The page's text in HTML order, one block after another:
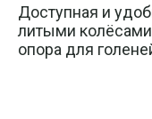
Доступная и
литыми
опора для